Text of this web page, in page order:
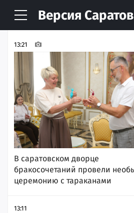
Версия Саратов
НОВОСТИ
13:21
В саратовском дворце
бракосочетаний провели
церемонию с тараканами
13:11